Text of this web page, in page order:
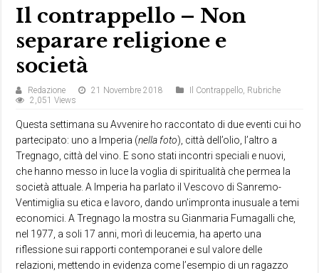
Il contrappello – Non
separare religione e
società
Redazione 21 Novembre 2018 Il Contrappello, Rubriche
2,051 Views
Questa settimana su Avvenire ho raccontato di due eventi cui ho
partecipato: uno a Imperia (nella foto), città dell’olio, l’altro a
Tregnago, città del vino. E sono stati incontri speciali e nuovi,
che hanno messo in luce la voglia di spiritualità che permea la
società attuale. A Imperia ha parlato il Vescovo di Sanremo-
Ventimiglia su etica e lavoro, dando un’impronta inusuale a temi
economici. A Tregnago la mostra su Gianmaria Fumagalli che,
nel 1977, a soli 17 anni, morì di leucemia, ha aperto una
riflessione sui rapporti contemporanei e sul valore delle
relazioni, mettendo in evidenza come l’esempio di un ragazzo